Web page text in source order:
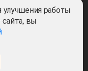
работы
сайта, вы